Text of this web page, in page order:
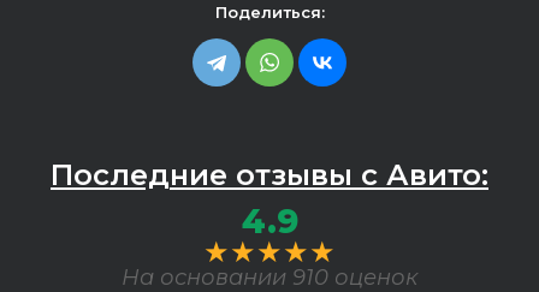
Поделиться:
Последние отзывы с Авито:
4.9
★★★★★
На основании 910 оценок